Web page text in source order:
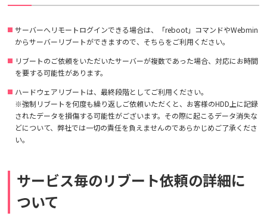
サーバーへリモートログインできる場合は、「reboot」コマンドやWebmin
からサーバーリブートができますので、そちらをご利用ください。
リブートのご依頼をいただいたサーバーが複数であった場合、対応にお時間
を要する可能性があります。
ハードウェアリブートは、最終段階としてご利用ください。
※強制リブートを何度も繰り返しご依頼いただくと、お客様のHDD上に記録
されたデータを損傷する可能性がございます。その際に起こるデータ消失な
どについて、弊社では一切の責任を負えませんのであらかじめご了承くださ
い。
サービス毎のリブート依頼の詳細に
ついて